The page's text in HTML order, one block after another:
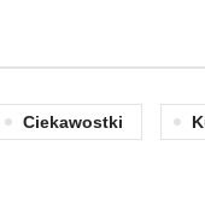
Ciekawostki